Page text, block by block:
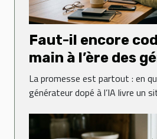
Faut-il encore
main à l’ère des
web ?
La promesse est partout : en
générateur dopé à l’IA livre un